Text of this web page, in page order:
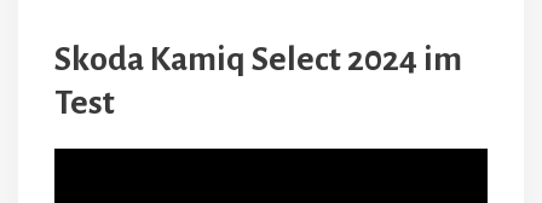
Skoda Kamiq Select 2024 im
Test